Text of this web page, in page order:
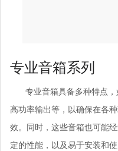
专业音箱系列
专业音箱具备多种特点，
高功率输出等，以确保在各
效。同时，这些音箱也可能
定的性能，以及易于安装和